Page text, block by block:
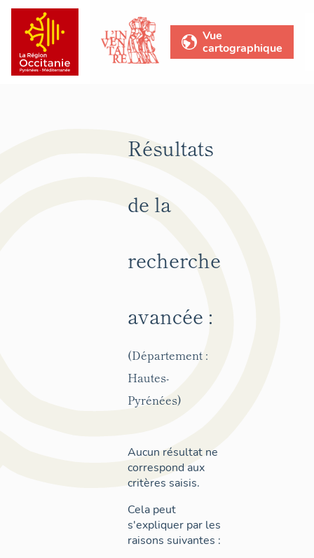
Vue
cartographique
Résultats
de la
recherche
avancée :
(Département :
Hautes-
Pyrénées)
Aucun résultat ne
correspond aux
critères saisis.
Cela peut
s'expliquer par les
raisons suivantes :